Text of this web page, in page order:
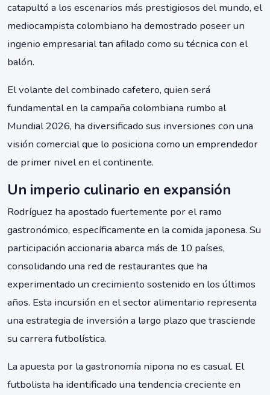
catapultó a los escenarios más prestigiosos del mundo, el
mediocampista colombiano ha demostrado poseer un
ingenio empresarial tan afilado como su técnica con el
balón.
El volante del combinado cafetero, quien será
fundamental en la campaña colombiana rumbo al
Mundial 2026, ha diversificado sus inversiones con una
visión comercial que lo posiciona como un emprendedor
de primer nivel en el continente.
Un imperio culinario en expansión
Rodríguez ha apostado fuertemente por el ramo
gastronómico, específicamente en la comida japonesa. Su
participación accionaria abarca más de 10 países,
consolidando una red de restaurantes que ha
experimentado un crecimiento sostenido en los últimos
años. Esta incursión en el sector alimentario representa
una estrategia de inversión a largo plazo que trasciende
su carrera futbolística.
La apuesta por la gastronomía nipona no es casual. El
futbolista ha identificado una tendencia creciente en